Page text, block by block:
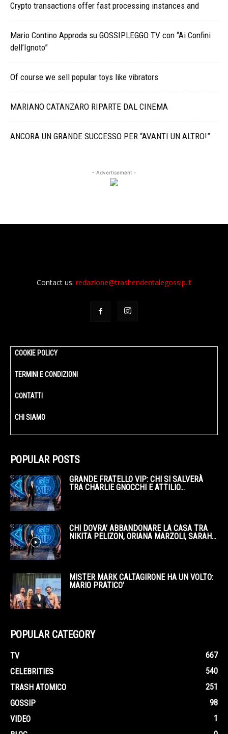
Crypto transactions offer fast processing instances and
Mario Contino Approda su GOSSIPLEGGO TV con “Ai Confini
dell’Ignoto”
Of course we sell popular toys like vibrators
MARIANO CATANZARO RIPARTE DAL CINEMA
ANCORA UN GRANDE SUCCESSO PER “AVANTI UN ALTRO!”
- Advertisement -
Contact us: redazione@trashendentalegossip.it
COOKIE POLICY
TERMINI E CONDIZIONI
CONTATTI
CHI SIAMO
POPULAR POSTS
GRANDE FRATELLO VIP: CHI SI SALVERÀ
TRA CHARLIE GNOCCHI E ATTILIO...
CHI DOVRA’ ABBANDONARE LA CASA TRA
NIKITA PELIZON, ORIANA MARZOLI, SARAH...
MISTER MARK CALTAGIRONE HA UN VOLTO:
MARIO PRATICO’
POPULAR CATEGORY
TV
667
CELEBRITIES
540
TRASH ATOMICO
251
GOSSIP
98
VIDEO
1